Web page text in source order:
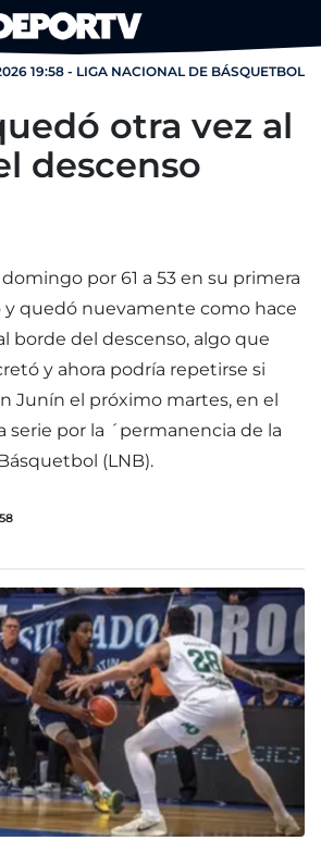
19:58 - LIGA NACIONAL DE BÁSQUETBOL
otra vez al
descenso
por 61 a 53 en su primera
y quedó nuevamente como hace
borde del descenso, algo que
y ahora podría repetirse si
Junín el próximo martes, en el
serie por la ´permanencia de la
(LNB).